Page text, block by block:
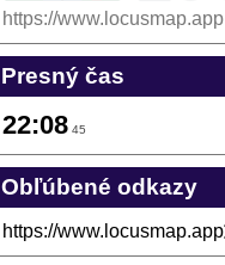
https://www.locusmap.app
Presný čas
22:08 45
Obľúbené odkazy
https://www.locusmap.app